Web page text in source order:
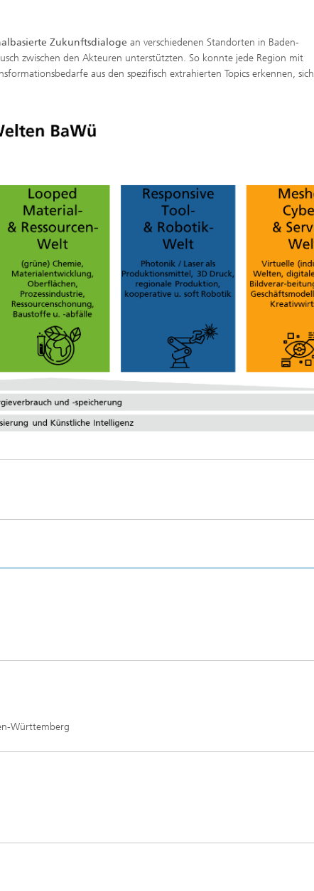
Zukunftsdialoge an verschiedenen Standorten in Baden-
zwischen den Akteuren unterstützten. So konnte jede Region mit
aus den spezifisch extrahierten Topics erkennen, sich
Württemberg